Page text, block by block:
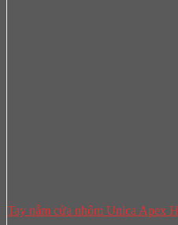
Tay nắm cửa nhôm Unica Apex